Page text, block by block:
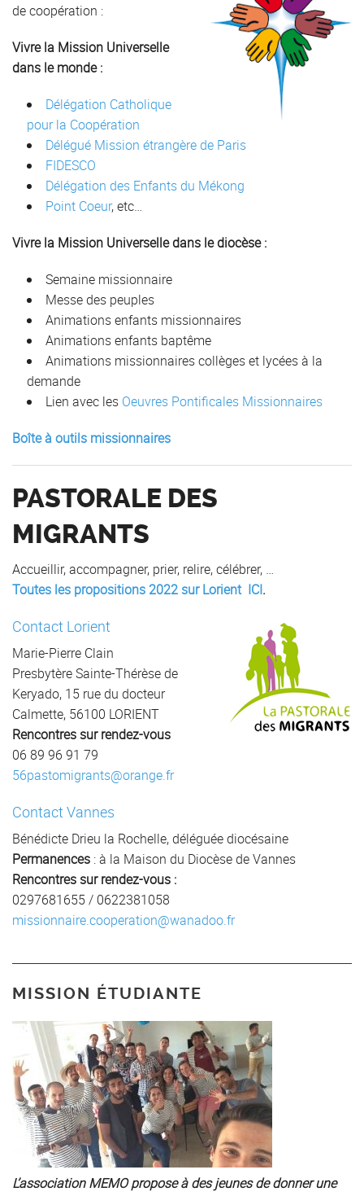
de coopération :
Vivre la Mission Universelle
dans le monde :
Délégation Catholique
pour la Coopération
Délégué Mission étrangère de Paris
FIDESCO
Délégation des Enfants du Mékong
Point Coeur, etc…
Vivre la Mission Universelle dans le diocèse :
Semaine missionnaire
Messe des peuples
Animations enfants missionnaires
Animations enfants baptême
Animations missionnaires collèges et lycées à la
demande
Lien avec les Oeuvres Pontificales Missionnaires
Boîte à outils missionnaires
PASTORALE DES
MIGRANTS
Accueillir, accompagner, prier, relire, célébrer, …
Toutes les propositions 2022 sur Lorient ICI.
Contact Lorient
Marie-Pierre Clain
Presbytère Sainte-Thérèse de
Keryado, 15 rue du docteur
Calmette, 56100 LORIENT
Rencontres sur rendez-vous
06 89 96 91 79
56pastomigrants@orange.fr
Contact Vannes
Bénédicte Drieu la Rochelle, déléguée diocésaine
Permanences : à la Maison du Diocèse de Vannes
Rencontres sur rendez-vous :
0297681655 / 0622381058
missionnaire.cooperation@wanadoo.fr
MISSION ÉTUDIANTE
L’association MEMO propose à des jeunes de donner une